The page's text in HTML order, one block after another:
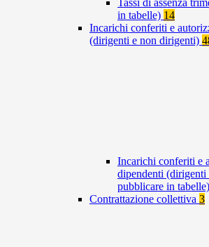
Tassi di assenza
in tabelle) 14
Incarichi conferiti e
(dirigenti e non dirigenti)
Incarichi conferiti e
dipendenti
pubblicare in tabelle)
Contrattazione collettiva 3